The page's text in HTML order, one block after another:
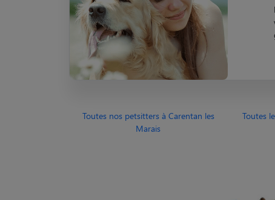
Toutes nos petsitters à Carentan les
Marais
Toutes